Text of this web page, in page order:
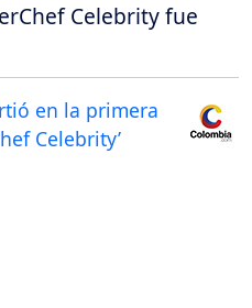
Celebrity fue